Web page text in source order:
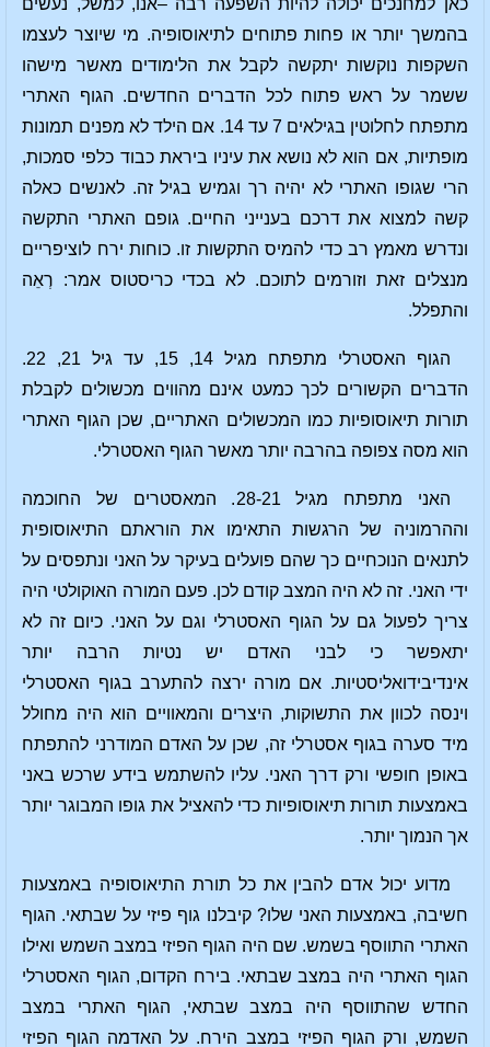
בהמשך יותר או פחות פתוחים לתיאוסופיה. מי שיוצר לעצמו
השקפות נוקשות יתקשה לקבל את הלימודים מאשר מישהו
ששמר על ראש פתוח לכל הדברים החדשים. הגוף האתרי
מתפתח לחלוטין בגילאים 7 עד 14. אם הילד לא מפנים תמונות
מופתיות, אם הוא לא נושא את עיניו ביראת כבוד כלפי סמכות,
הרי שגופו האתרי לא יהיה רך וגמיש בגיל זה. לאנשים כאלה
קשה למצוא את דרכם בענייני החיים. גופם האתרי התקשה
ונדרש מאמץ רב כדי להמיס התקשות זו. כוחות ירח לוציפריים
מנצלים זאת וזורמים לתוכם. לא בכדי כריסטוס אמר: רְאֵה
והתפלל.
הגוף האסטרלי מתפתח מגיל 14, 15, עד גיל 21, 22.
הדברים הקשורים לכך כמעט אינם מהווים מכשולים לקבלת
תורות תיאוסופיות כמו המכשולים האתריים, שכן הגוף האתרי
הוא מסה צפופה בהרבה יותר מאשר הגוף האסטרלי.
האני מתפתח מגיל 28-21. המאסטרים של החוכמה
וההרמוניה של הרגשות התאימו את הוראתם התיאוסופית
לתנאים הנוכחיים כך שהם פועלים בעיקר על האני ונתפסים על
ידי האני. זה לא היה המצב קודם לכן. פעם המורה האוקולטי היה
צריך לפעול גם על הגוף האסטרלי וגם על האני. כיום זה לא
יתאפשר כי לבני האדם יש נטיות הרבה יותר
אינדיבידואליסטיות. אם מורה ירצה להתערב בגוף האסטרלי
וינסה לכוון את התשוקות, היצרים והמאוויים הוא היה מחולל
מיד סערה בגוף אסטרלי זה, שכן על האדם המודרני להתפתח
באופן חופשי ורק דרך האני. עליו להשתמש בידע שרכש באני
באמצעות תורות תיאוסופיות כדי להאציל את גופו המבוגר יותר
אך הנמוך יותר.
מדוע יכול אדם להבין את כל תורת התיאוסופיה באמצעות
חשיבה, באמצעות האני שלו? קיבלנו גוף פיזי על שבתאי. הגוף
האתרי התווסף בשמש. שם היה הגוף הפיזי במצב השמש ואילו
הגוף האתרי היה במצב שבתאי. בירח הקדום, הגוף האסטרלי
החדש שהתווסף היה במצב שבתאי, הגוף האתרי במצב
השמש, ורק הגוף הפיזי במצב הירח. על האדמה הגוף הפיזי